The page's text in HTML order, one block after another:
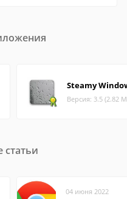
Steamy
Версия: 3.5 (2.82
статьи
04 июня 2022